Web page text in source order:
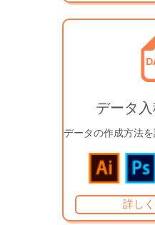
データ
データの作成方法
詳し